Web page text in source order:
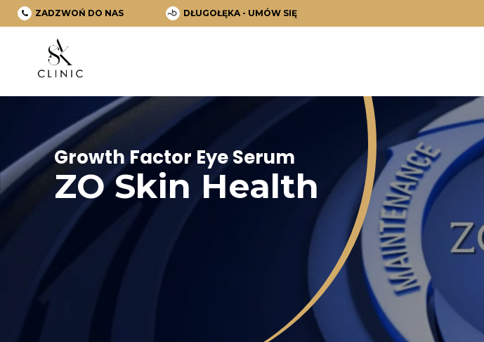
DŁUGOŁĘKA - UMÓW SIĘ
ZADZWOŃ DO NAS
Growth Factor Eye Serum
ZO Skin Health